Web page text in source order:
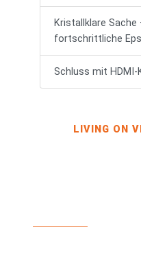
Kristallklare
fortschrittliche
Schluss mit HDMI-
LIVING ON